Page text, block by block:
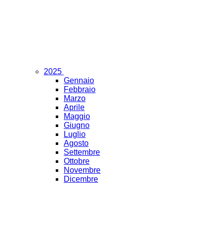
2025
Gennaio
Febbraio
Marzo
Aprile
Maggio
Giugno
Luglio
Agosto
Settembre
Ottobre
Novembre
Dicembre